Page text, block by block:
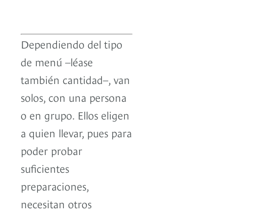
Dependiendo del tipo
de menú –léase
también cantidad–, van
solos, con una persona
o en grupo. Ellos eligen
a quien llevar, pues para
poder probar
suficientes
preparaciones,
necesitan otros